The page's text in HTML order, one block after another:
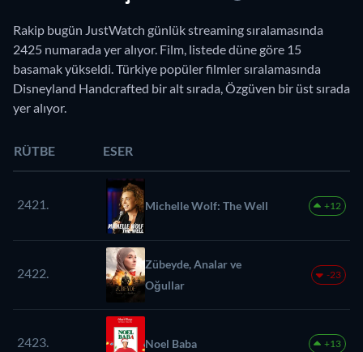
Rakip bugün JustWatch günlük streaming sıralamasında
2425 numarada yer alıyor. Film, listede düne göre 15
basamak yükseldi. Türkiye popüler filmler sıralamasında
Disneyland Handcrafted bir alt sırada, Özgüven bir üst sırada
yer alıyor.
RÜTBE ESER
2421. Michelle Wolf: The Well +12
2422.
Zübeyde, Analar ve
Oğullar
-23
2423. Noel Baba +13